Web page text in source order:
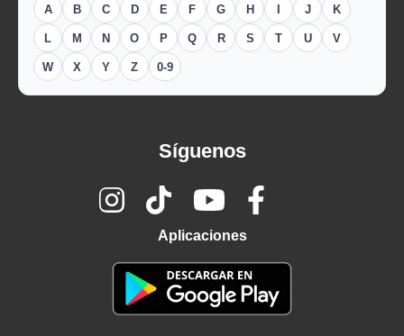
A B C D E F G H J K
L M N O P Q R S T U V
W X Y Z 0-9
Síguenos
Aplicaciones